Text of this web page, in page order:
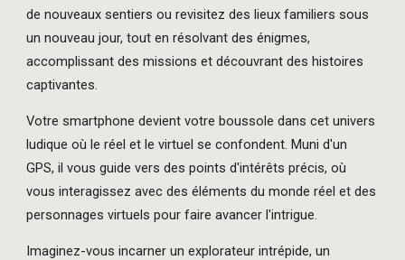
de nouveaux sentiers ou revisitez des lieux familiers sous
un nouveau jour, tout en résolvant des énigmes,
accomplissant des missions et découvrant des histoires
captivantes.
Votre smartphone devient votre boussole dans cet univers
ludique où le réel et le virtuel se confondent. Muni d'un
GPS, il vous guide vers des points d'intérêts précis, où
vous interagissez avec des éléments du monde réel et des
personnages virtuels pour faire avancer l'intrigue.
Imaginez-vous incarner un explorateur intrépide, un